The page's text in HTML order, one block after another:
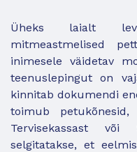
Üheks laialt
mitmeastmelised
inimesele väidetav
teenuslepingut on
kinnitab dokumendi
toimub
Tervisekassast või
selgitatakse, et